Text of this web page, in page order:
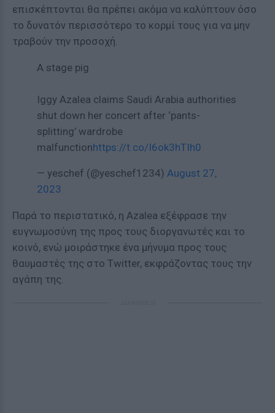
επισκέπτονται θα πρέπει ακόμα να καλύπτουν όσο
το δυνατόν περισσότερο το κορμί τους για να μην
τραβούν την προσοχή.
A stage pig
Iggy Azalea claims Saudi Arabia authorities
shut down her concert after ‘pants-
splitting’ wardrobe
malfunctionhttps://t.co/I6ok3hTIh0
— yeschef (@yeschef1234) August 27,
2023
Παρά το περιστατικό, η Azalea εξέφρασε την
ευγνωμοσύνη της προς τους διοργανωτές και το
κοινό, ενώ μοιράστηκε ένα μήνυμα προς τους
θαυμαστές της στο Twitter, εκφράζοντας τους την
αγάπη της.